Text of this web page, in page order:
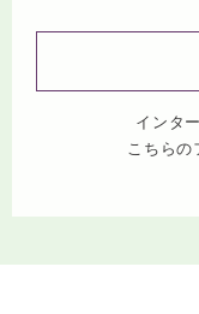
インタ
こちらの